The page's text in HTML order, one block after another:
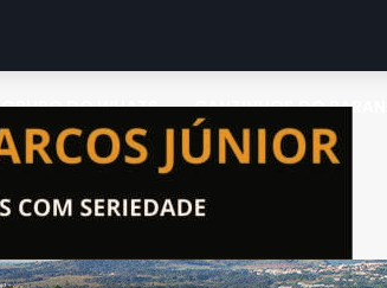
GRUPO DO WHATS CANTINHOS DO PARANÁ